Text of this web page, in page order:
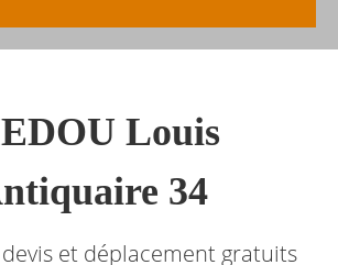
Louis
34
et déplacement gratuits